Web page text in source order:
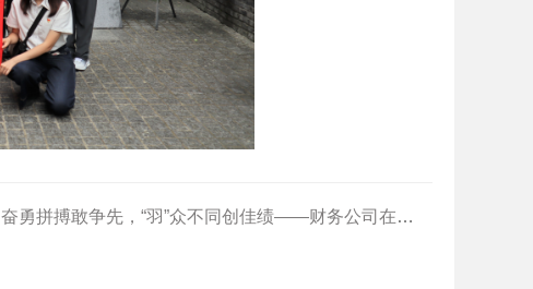
奋勇拼搏敢争先，“羽”众不同创佳绩——财务公司在2025年中车员工运动会羽毛球比赛中首夺佳绩